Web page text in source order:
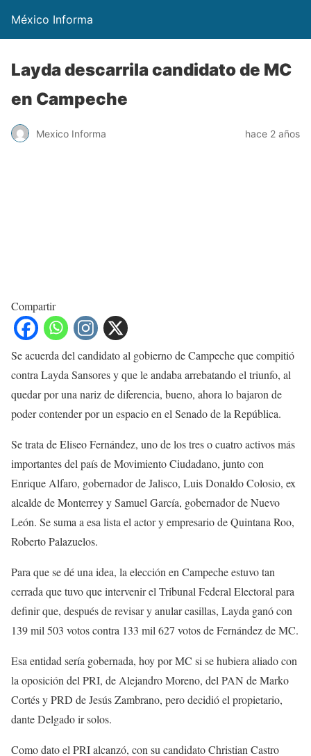
México Informa
Layda descarrila candidato de MC
en Campeche
Mexico Informa hace 2 años
Compartir
Se acuerda del candidato al gobierno de Campeche que compitió
contra Layda Sansores y que le andaba arrebatando el triunfo, al
quedar por una nariz de diferencia, bueno, ahora lo bajaron de
poder contender por un espacio en el Senado de la República.
Se trata de Eliseo Fernández, uno de los tres o cuatro activos más
importantes del país de Movimiento Ciudadano, junto con
Enrique Alfaro, gobernador de Jalisco, Luis Donaldo Colosio, ex
alcalde de Monterrey y Samuel García, gobernador de Nuevo
León. Se suma a esa lista el actor y empresario de Quintana Roo,
Roberto Palazuelos.
Para que se dé una idea, la elección en Campeche estuvo tan
cerrada que tuvo que intervenir el Tribunal Federal Electoral para
definir que, después de revisar y anular casillas, Layda ganó con
139 mil 503 votos contra 133 mil 627 votos de Fernández de MC.
Esa entidad sería gobernada, hoy por MC si se hubiera aliado con
la oposición del PRI, de Alejandro Moreno, del PAN de Marko
Cortés y PRD de Jesús Zambrano, pero decidió el propietario,
dante Delgado ir solos.
Como dato el PRI alcanzó, con su candidato Christian Castro